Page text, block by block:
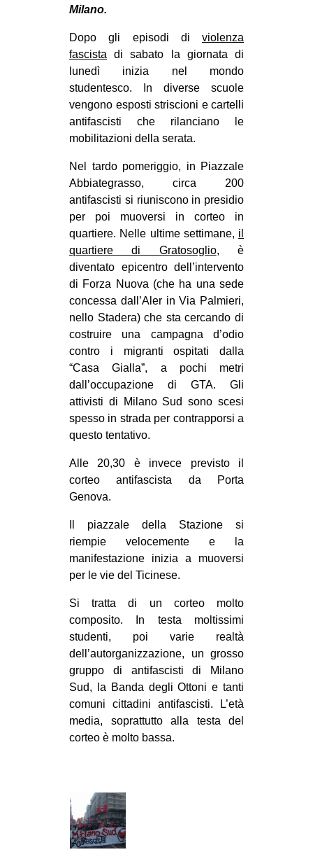
MOVIMENTI
AMBIENTE
ANTIFASCISMO
DIRITTO ALL’ABITARE
GENERI
PRECARIATO
REPRESSIONE
STUDENTI
CULTURE
CINEMA
MANIFESTI
MUSICA
RECENSIONI
INTERNAZIONALE
AFRICA
ESTREMO ORIENTE
MEDIO ORIENTE
MONDO
EVENTI
Fb
tw
bsky
ms
Milano.
Dopo gli episodi di violenza
fascista di sabato la giornata di
lunedì inizia nel mondo
studentesco. In diverse scuole
vengono esposti striscioni e cartelli
antifascisti che rilanciano le
mobilitazioni della serata.
Nel tardo pomeriggio, in Piazzale
Abbiategrasso, circa 200
antifascisti si riuniscono in presidio
per poi muoversi in corteo in
quartiere. Nelle ultime settimane, il
quartiere di Gratosoglio, è
diventato epicentro dell’intervento
di Forza Nuova (che ha una sede
concessa dall’Aler in Via Palmieri,
nello Stadera) che sta cercando di
costruire una campagna d’odio
contro i migranti ospitati dalla
“Casa Gialla”, a pochi metri
dall’occupazione di GTA. Gli
attivisti di Milano Sud sono scesi
spesso in strada per contrapporsi a
questo tentativo.
Alle 20,30 è invece previsto il
corteo antifascista da Porta
Genova.
Il piazzale della Stazione si
riempie velocemente e la
manifestazione inizia a muoversi
per le vie del Ticinese.
Si tratta di un corteo molto
composito. In testa moltissimi
studenti, poi varie realtà
dell’autorganizzazione, un grosso
gruppo di antifascisti di Milano
Sud, la Banda degli Ottoni e tanti
comuni cittadini antifascisti. L’età
media, soprattutto alla testa del
corteo è molto bassa.